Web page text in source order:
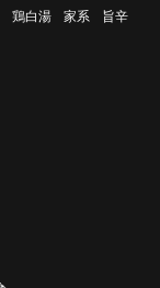
鶏白湯 家系
旨辛